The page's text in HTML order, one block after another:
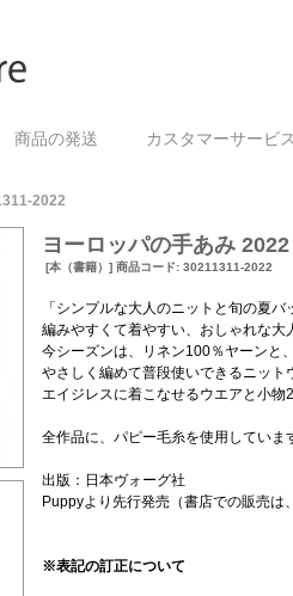
商品の発送 カスタマーサービス
2022
ヨーロッパの手あみ
[本（書籍）] 商品コード: 30211311-2022
「シンプルな大人のニットと旬の夏バ
編みやすくて着やすい、おしゃれな大
今シーズンは、リネン100％ヤーンと
やさしく編めて普段使いできるニッ
エイジレスに着こなせるウエアと小物
全作品に、パピー毛糸を使用していま
出版：日本ヴォーグ社
Puppyより先行発売（書店での販売は
※表記の訂正について